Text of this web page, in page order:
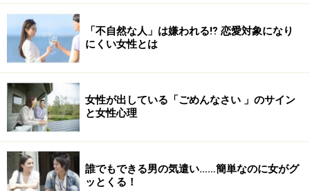
「不自然な人」は嫌われる⁉ 恋愛対象になり
にくい女性とは
女性が出している「ごめんなさい 」のサイン
と女性心理
誰でもできる男の気遣い……簡単なのに女がグ
ッとくる！